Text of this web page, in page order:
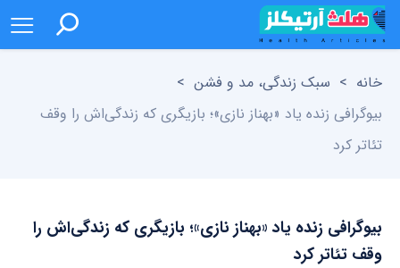
خانه > سبک زندگی، مد و فشن >
بیوگرافی زنده یاد «بهناز نازی»؛ بازیگری که زندگی‌اش را وقف
تئاتر کرد
بیوگرافی زنده یاد «بهناز نازی»؛ بازیگری که زندگی‌اش را
وقف تئاتر کرد